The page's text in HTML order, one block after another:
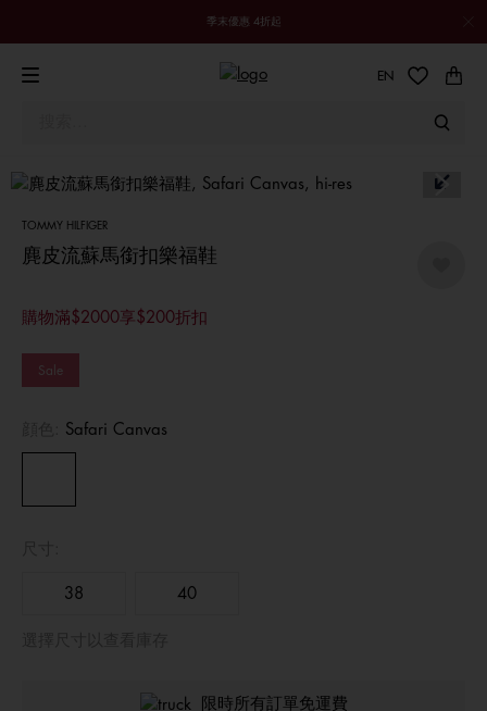
季末優惠 4折起
EN
TOMMY HILFIGER
麂皮流蘇馬銜扣樂福鞋
購物滿$2000享$200折扣
Sale
Safari Canvas
38 40
限時所有訂單免運費